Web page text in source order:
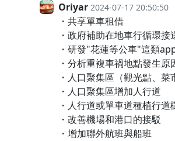
Oriyar 2024-07-17 20:50:50
・共享單車租借
・政府補助在地車行循環
・研發"花蓮等公車"這類
・分析重複車禍地點發生原
・人口聚集區（觀光點、
・人口聚集區增加人行道
・人行道或單車道種植行道
・改善機場和港口的接駁
・增加聯外航班與船班